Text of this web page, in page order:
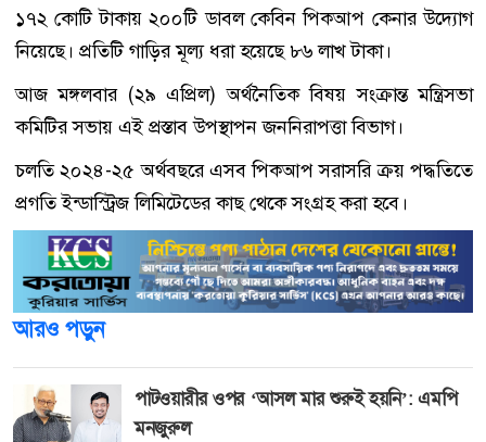
১৭২ কোটি টাকায় ২০০টি ডাবল কেবিন পিকআপ কেনার উদ্যোগ
নিয়েছে। প্রতিটি গাড়ির মূল্য ধরা হয়েছে ৮৬ লাখ টাকা।
আজ মঙ্গলবার (২৯ এপ্রিল) অর্থনৈতিক বিষয় সংক্রান্ত মন্ত্রিসভা
কমিটির সভায় এই প্রস্তাব উপস্থাপন জননিরাপত্তা বিভাগ।
চলতি ২০২৪-২৫ অর্থবছরে এসব পিকআপ সরাসরি ক্রয় পদ্ধতিতে
প্রগতি ইন্ডাস্ট্রিজ লিমিটেডের কাছ থেকে সংগ্রহ করা হবে।
আরও পড়ুন
পাটওয়ারীর ওপর ‘আসল মার শুরুই হয়নি’: এমপি
মনজুরুল